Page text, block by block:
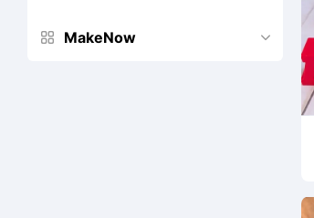
 MakeNow 